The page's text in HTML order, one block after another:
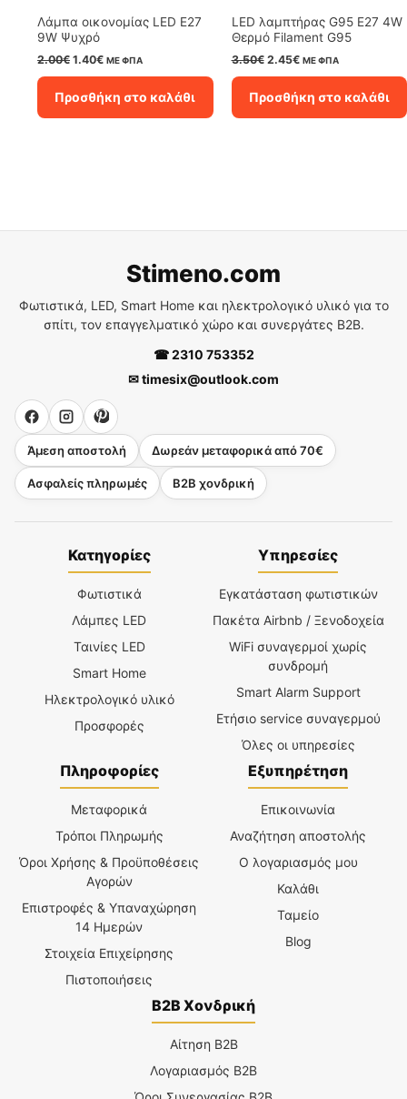
Λάμπα οικονομίας LED E27
9W Ψυχρό
2.00€ Original
2.00€.
1.40€Η
είναι:
1.40€.
ΜΕ ΦΠΑ
Προσθήκη στο καλάθι
LED λαμπτήρας G95 E27 4W
Θερμό Filament G95
3.50€ Original
3.50€.
2.45€Η
είναι:
2.45€.
ΜΕ ΦΠΑ
Προσθήκη στο καλάθι
Stimeno.com
Φωτιστικά, LED, Smart Home και ηλεκτρολογικό υλικό για το
σπίτι, τον επαγγελματικό χώρο και συνεργάτες B2B.
☎ 2310 753352
✉ timesix@outlook.com
Άμεση αποστολή Δωρεάν μεταφορικά από 70€
Ασφαλείς πληρωμές B2B χονδρική
Κατηγορίες
Φωτιστικά
Λάμπες LED
Ταινίες LED
Smart Home
Ηλεκτρολογικό υλικό
Προσφορές
Υπηρεσίες
Εγκατάσταση φωτιστικών
Πακέτα Airbnb / Ξενοδοχεία
WiFi συναγερμοί χωρίς
συνδρομή
Smart Alarm Support
Ετήσιο service συναγερμού
Όλες οι υπηρεσίες
Πληροφορίες
Μεταφορικά
Τρόποι Πληρωμής
Όροι Χρήσης & Προϋποθέσεις
Αγορών
Επιστροφές & Υπαναχώρηση
14 Ημερών
Στοιχεία Επιχείρησης
Πιστοποιήσεις
Εξυπηρέτηση
Επικοινωνία
Αναζήτηση αποστολής
Ο λογαριασμός μου
Καλάθι
Ταμείο
Blog
B2B Χονδρική
Αίτηση B2B
Λογαριασμός B2B